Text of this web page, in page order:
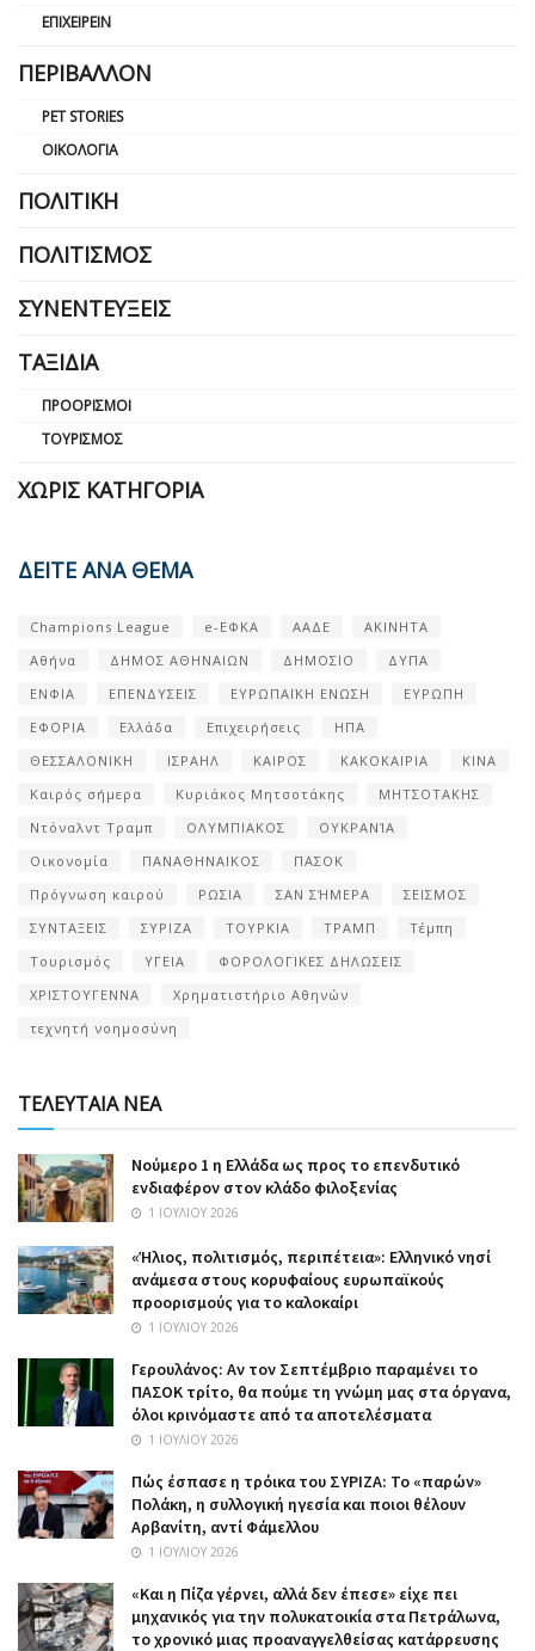
ΕΠΙΧΕΙΡΕΊΝ
ΠΕΡΙΒΆΛΛΟΝ
PET STORIES
ΟΙΚΟΛΟΓΊΑ
ΠΟΛΙΤΙΚΉ
ΠΟΛΙΤΙΣΜΌΣ
ΣΥΝΕΝΤΕΎΞΕΙΣ
ΤΑΞΊΔΙΑ
ΠΡΟΟΡΙΣΜΟΊ
ΤΟΥΡΙΣΜΌΣ
ΧΩΡΊΣ ΚΑΤΗΓΟΡΊΑ
ΔΕΙΤΕ ΑΝΑ ΘΕΜΑ
Champions League e-ΕΦΚΑ ΑΑΔΕ
ΑΚΙΝΗΤΑ
Αθήνα
ΔΗΜΟΣ ΑΘΗΝΑΙΩΝ ΔΗΜΟΣΙΟ
ΔΥΠΑ
ΕΝΦΙΑ
ΕΠΕΝΔΥΣΕΙΣ ΕΥΡΩΠΑΪΚΗ ΕΝΩΣΗ
ΕΥΡΩΠΗ
ΕΦΟΡΙΑ
Ελλάδα Επιχειρήσεις
ΗΠΑ
ΘΕΣΣΑΛΟΝΙΚΗ
ΙΣΡΑΗΛ ΚΑΙΡΟΣ ΚΑΚΟΚΑΙΡΙΑ
ΚΙΝΑ
Καιρός σήμερα
Κυριάκος Μητσοτάκης
ΜΗΤΣΟΤΑΚΗΣ
Ντόναλντ Τραμπ
ΟΛΥΜΠΙΑΚΟΣ
ΟΥΚΡΑΝΊΑ
Οικονομία
ΠΑΝΑΘΗΝΑΙΚΟΣ
ΠΑΣΟΚ
Πρόγνωση καιρού
ΡΩΣΙΑ ΣΑΝ ΣΉΜΕΡΑ
ΣΕΙΣΜΟΣ
ΣΥΝΤΑΞΕΙΣ
ΣΥΡΙΖΑ ΤΟΥΡΚΙΑ ΤΡΑΜΠ
Τέμπη
Τουρισμός
ΥΓΕΙΑ
ΦΟΡΟΛΟΓΙΚΕΣ ΔΗΛΩΣΕΙΣ
ΧΡΙΣΤΟΥΓΕΝΝΑ
Χρηματιστήριο Αθηνών
τεχνητή νοημοσύνη
ΤΕΛΕΥΤΑΙΑ ΝΕΑ
Nούμερο 1 η Ελλάδα ως προς το επενδυτικό
ενδιαφέρον στον κλάδο φιλοξενίας
1 ΙΟΥΛΊΟΥ 2026
«Ήλιος, πολιτισμός, περιπέτεια»: Ελληνικό νησί
ανάμεσα στους κορυφαίους ευρωπαϊκούς
προορισμούς για το καλοκαίρι
1 ΙΟΥΛΊΟΥ 2026
Γερουλάνος: Αν τον Σεπτέμβριο παραμένει το
ΠΑΣΟΚ τρίτο, θα πούμε τη γνώμη μας στα όργανα,
όλοι κρινόμαστε από τα αποτελέσματα
1 ΙΟΥΛΊΟΥ 2026
Πώς έσπασε η τρόικα του ΣΥΡΙΖΑ: Το «παρών»
Πολάκη, η συλλογική ηγεσία και ποιοι θέλουν
Αρβανίτη, αντί Φάμελλου
1 ΙΟΥΛΊΟΥ 2026
«Και η Πίζα γέρνει, αλλά δεν έπεσε» είχε πει
μηχανικός για την πολυκατοικία στα Πετράλωνα,
το χρονικό μιας προαναγγελθείσας κατάρρευσης